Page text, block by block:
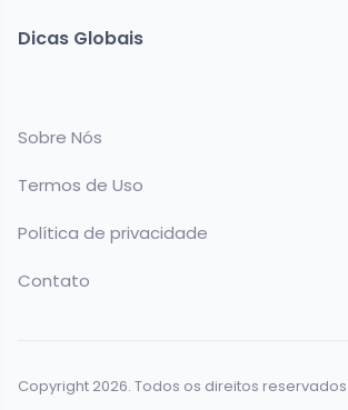
Dicas Globais
Sobre Nós
Termos de Uso
Política de privacidade
Contato
Copyright 2026. Todos os direitos reservados